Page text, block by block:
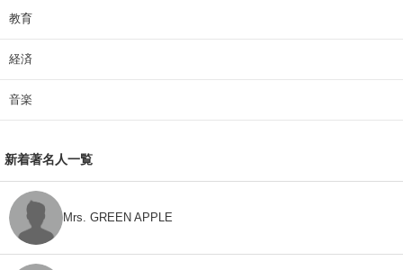
教育
経済
音楽
新着著名人一覧
Mrs. GREEN APPLE